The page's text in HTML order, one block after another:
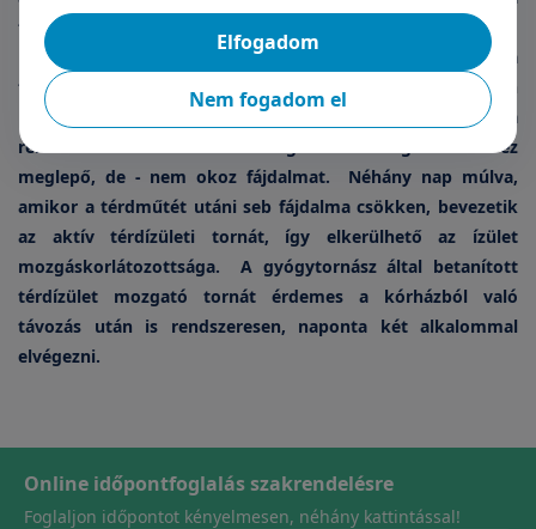
térdfájdalommal élő betegek. Ám a térdműtéttel még
nincs vége a munkának. A térdprotézis beültetés után a
térdspecialista további kezelést fog javasolni. A műtét után
közvetlenül passzív térdmozgató géppel kezdik el a
rehabilitációt. A térd lassú mozgatása a betegnek – bár ez
meglepő, de - nem okoz fájdalmat. Néhány nap múlva,
amikor a térdműtét utáni seb fájdalma csökken, bevezetik
az aktív térdízületi tornát, így elkerülhető az ízület
mozgáskorlátozottsága. A gyógytornász által betanított
térdízület mozgató tornát érdemes a kórházból való
távozás után is rendszeresen, naponta két alkalommal
elvégezni.
Online időpontfoglalás szakrendelésre
Foglaljon időpontot kényelmesen, néhány kattintással!
Nem fogadom el
Elfogadom